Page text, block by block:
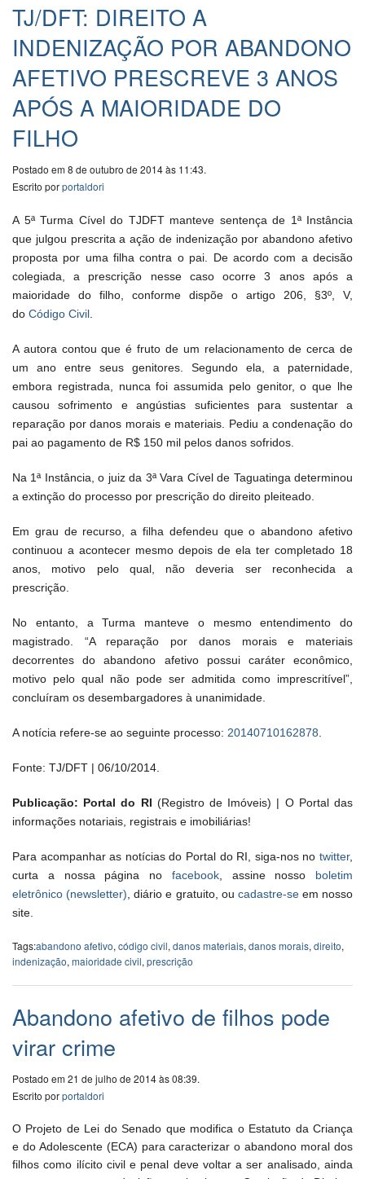
TJ/DFT: DIREITO A
INDENIZAÇÃO POR ABANDONO
AFETIVO PRESCREVE 3 ANOS
APÓS A MAIORIDADE DO
FILHO
Postado em 8 de outubro de 2014 às 11:43.
Escrito porportaldori
A 5ª Turma Cível do TJDFT manteve sentença de 1ª Instância
que julgou prescrita a ação de indenização por abandono afetivo
proposta por uma filha contra o pai. De acordo com a decisão
colegiada, a prescrição nesse caso ocorre 3 anos após a
maioridade do filho, conforme dispõe o artigo 206, §3º, V,
do Código Civil
A autora contou que é fruto de um relacionamento de cerca de
um ano entre seus genitores. Segundo ela, a paternidade,
embora registrada, nunca foi assumida pelo genitor, o que lhe
causou sofrimento e angústias suficientes para sustentar a
reparação por danos morais e materiais. Pediu a condenação do
pai ao pagamento de R$ 150 mil pelos danos sofridos.
Na 1ª Instância, o juiz da 3ª Vara Cível de Taguatinga determinou
a extinção do processo por prescrição do direito pleiteado.
Em grau de recurso, a filha defendeu que o abandono afetivo
continuou a acontecer mesmo depois de ela ter completado 18
anos, motivo pelo qual, não deveria ser reconhecida a
prescrição.
No entanto, a Turma manteve o mesmo entendimento do
magistrado. “A reparação por danos morais e materiais
decorrentes do abandono afetivo possui caráter econômico,
motivo pelo qual não pode ser admitida como imprescritível”,
concluíram os desembargadores à unanimidade.
A notícia refere-se ao seguinte processo: 20140710162878
Fonte: TJ/DFT | 06/10/2014.
Publicação: Portal do RI (Registro de Imóveis) | O Portal das
informações notariais, registrais e imobiliárias!
Para acompanhar as notícias do Portal do RI, siga-nos no twitter,
curta a nossa página no facebook, assine nosso boletim
eletrônico (newsletter) , diário e gratuito, ou cadastre-seem nosso
site.
Tags:abandono afetivo, código civil, danos materiais, danos morais, direito,
indenização, maioridade civil, prescrição
Abandono afetivo de filhos pode
virar crime
Postado em 21 de julho de 2014 às 08:39.
Escrito porportaldori
O Projeto de Lei do Senado que modifica o Estatuto da Criança
e do Adolescente (ECA) para caracterizar o abandono moral dos
filhos como ilícito civil e penal deve voltar a ser analisado, ainda